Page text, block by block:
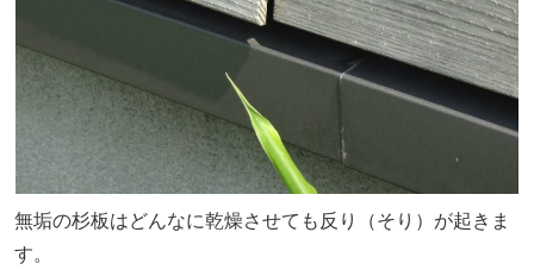
無垢の杉板はどんなに乾燥させても反り（そり）が起きま
す。